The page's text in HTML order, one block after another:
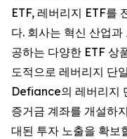
ETF, 레버리지 ETF를
다. 회사는 혁신 산업
공하는 다양한 ETF 상
도적으로 레버리지 단
Defiance의 레버리지
증거금 계좌를 개설하
대된 투자 노출을 확보